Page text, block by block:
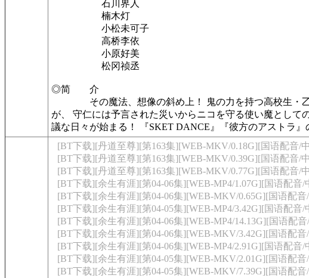
石川界人
楠木灯
小松未可子
高桥李依
小原好美
松冈祯丞
◎简 介
その魔法、想像の斜め上！ 鬼の力を持つ高校生・乙木
が、 守仁には予言された災いからニコを守る使い魔とし
議な日々が始まる！ 『SKET DANCE』『彼方のアストラ
[BT下载][丹道至尊][第163集][WEB-MKV/0.18G][国语配音/
[BT下载][丹道至尊][第163集][WEB-MKV/0.39G][国语配音/
[BT下载][丹道至尊][第163集][WEB-MKV/0.77G][国语配音/
[BT下载][余生有涯][第04-06集][WEB-MP4/1.07G][国语配音
[BT下载][余生有涯][第04-06集][WEB-MKV/0.65G][国语配
[BT下载][余生有涯][第04-05集][WEB-MP4/3.42G][国语配音
[BT下载][余生有涯][第04-06集][WEB-MP4/14.13G][国语配
[BT下载][余生有涯][第04-06集][WEB-MKV/3.42G][国语配
[BT下载][余生有涯][第04-06集][WEB-MP4/2.91G][国语配音
[BT下载][余生有涯][第04-05集][WEB-MKV/2.01G][国语配
[BT下载][余生有涯][第04-05集][WEB-MKV/7.39G][国语配